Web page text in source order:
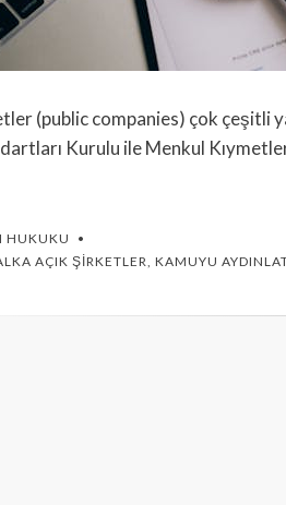
(public companies) çok çeşitli
Kurulu ile Menkul
HUKUKU
AÇIK ŞIRKETLER, KAMUYU